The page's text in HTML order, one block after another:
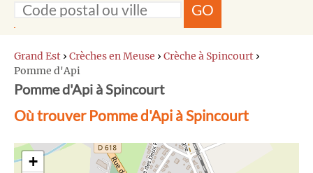
GO
Grand Est › Crèches en Meuse › Crèche à Spincourt ›
Pomme d'Api
Pomme d'Api à Spincourt
Où trouver Pomme d'Api à Spincourt
+